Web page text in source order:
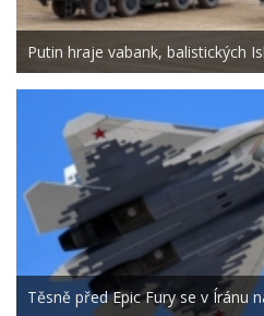
Putin hraje vabank, balistických
Těsně před Epic Fury se v Íránu